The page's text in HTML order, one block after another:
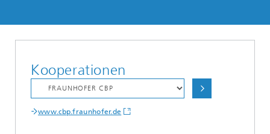
Kooperationen
www.cbp.fraunhofer.de